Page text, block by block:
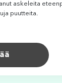
askeleita
puutteita.